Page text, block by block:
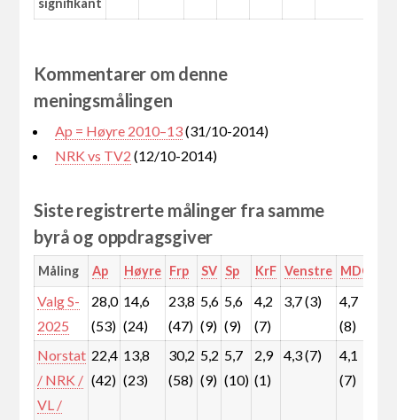
signifikant
Kommentarer om denne
meningsmålingen
Ap = Høyre 2010–13(31/10-2014)
NRK vs TV2 (12/10-2014)
Siste registrerte målinger fra samme
byrå og oppdragsgiver
Måling Ap Høyre Frp SV Sp KrF Venstre MDG
Valg S-
2025
28,0
(53)
14,6
(24)
23,8
(47)
5,6
(9)
5,6
(9)
4,2
(7)
3,7 (3)
4,7
(8)
Norstat
/ NRK /
VL /
22,4
(42)
13,8
(23)
30,2
(58)
5,2
(9)
5,7
(10)
2,9
(1)
4,3 (7)
4,1
(7)